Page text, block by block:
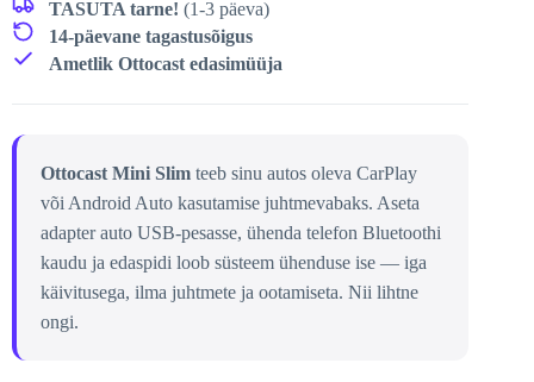
TASUTA tarne! (1-3 päeva)
14-päevane tagastusõigus
Ametlik Ottocast edasimüüja
Ottocast Mini Slim teeb sinu autos oleva CarPlay
või Android Auto kasutamise juhtmevabaks. Aseta
adapter auto USB-pesasse, ühenda telefon Bluetoothi
kaudu ja edaspidi loob süsteem ühenduse ise — iga
käivitusega, ilma juhtmete ja ootamiseta. Nii lihtne
ongi.